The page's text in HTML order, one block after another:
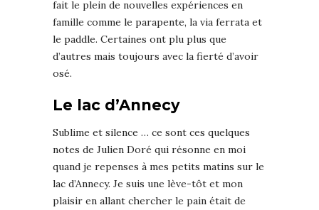
fait le plein de nouvelles expériences en
famille comme le parapente, la via ferrata et
le paddle. Certaines ont plu plus que
d’autres mais toujours avec la fierté d’avoir
osé.
Le lac d’Annecy
Sublime et silence … ce sont ces quelques
notes de Julien Doré qui résonne en moi
quand je repenses à mes petits matins sur le
lac d’Annecy. Je suis une lève-tôt et mon
plaisir en allant chercher le pain était de